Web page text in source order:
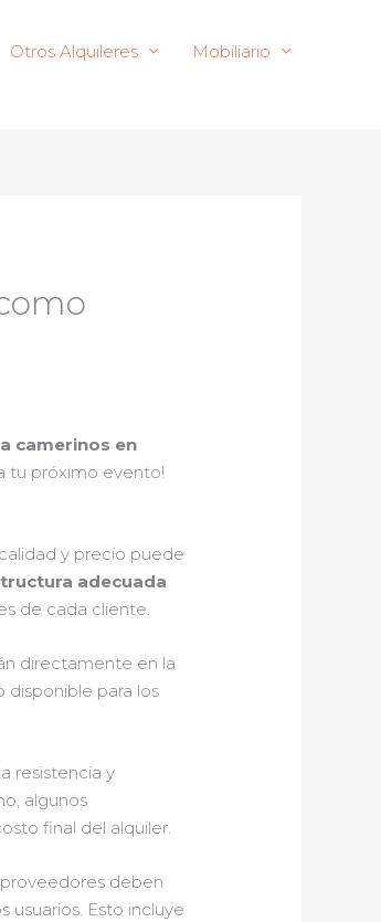
Otros Alquileres
Mobiliario
camerinos en
tu próximo evento!
y precio puede
adecuada
de cada cliente.
directamente en la
para los
resistencia y
algunos
final del alquiler.
deben
usuarios. Esto incluye